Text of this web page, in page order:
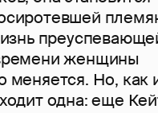
женщины
меняется. Но, как
одна: еще